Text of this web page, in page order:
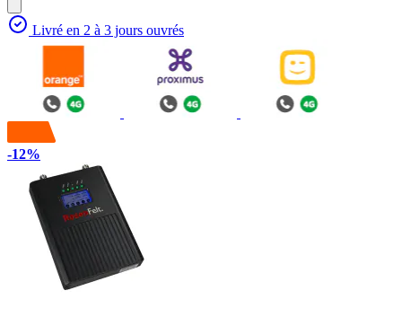
Livré en 2 à 3 jours ouvrés
-12%